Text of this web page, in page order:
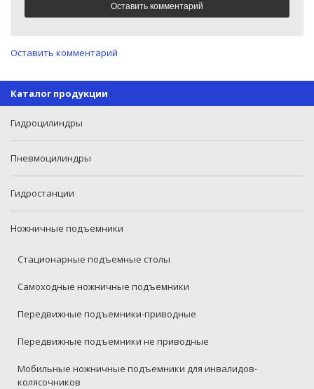
Оставить комментарий
Каталог продукции
Гидроцилиндры
Пневмоцилиндры
Гидростанции
Ножничные подъемники
Стационарные подъемные столы
Самоходные ножничные подъемники
Передвижные подъемники-приводные
Передвижные подъемники не приводные
Мобильные ножничные подъемники для инвалидов-
колясочников